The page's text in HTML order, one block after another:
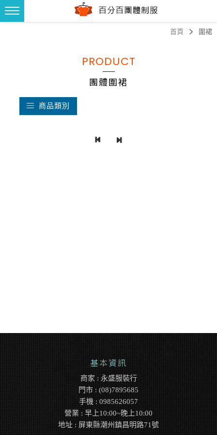
首頁 圍裙
PRODUCT
團體圍裙
商品類別
基本資訊
商家 : 永盛服裝行
門市 : (08)7895685
手機 : 0985626057
營業 : 早上10:00~晚上10:00
地址 : 屏東縣潮州鎮昌明路71號